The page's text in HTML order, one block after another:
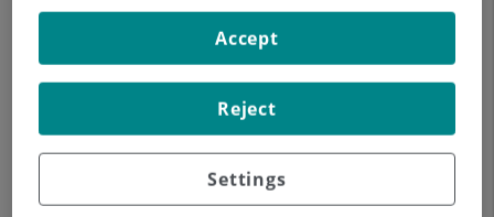
Cirugía Cardiaca
Cirugía General y del Aparato Digestivo
Cirugía Ortopédica Pediátrica
Cirugía Ortopédica y Traumatología
Settings
Reject
Accept